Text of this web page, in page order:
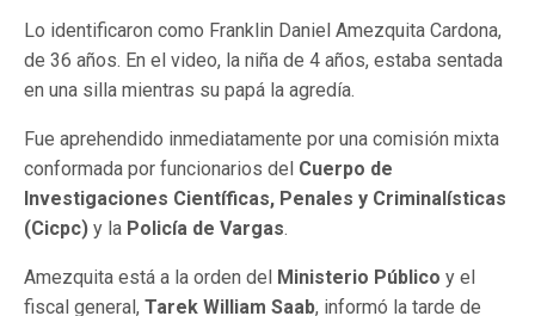
Lo identificaron como Franklin Daniel Amezquita Cardona,
de 36 años. En el video, la niña de 4 años, estaba sentada
en una silla mientras su papá la agredía.
Fue aprehendido inmediatamente por una comisión mixta
conformada por funcionarios del Cuerpo de
Investigaciones Científicas, Penales y Criminalísticas
(Cicpc) y la Policía de Vargas.
Amezquita está a la orden del Ministerio Público y el
fiscal general, Tarek William Saab, informó la tarde de